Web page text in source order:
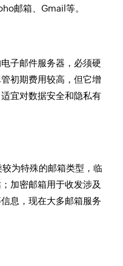
邮箱、Gmail等。
子邮件服务器，必须硬
初期费用较高，但它增
宜对数据安全和隐私有
为特殊的邮箱类型，临
加密邮箱用于收发涉及
息，现在大多邮箱服务